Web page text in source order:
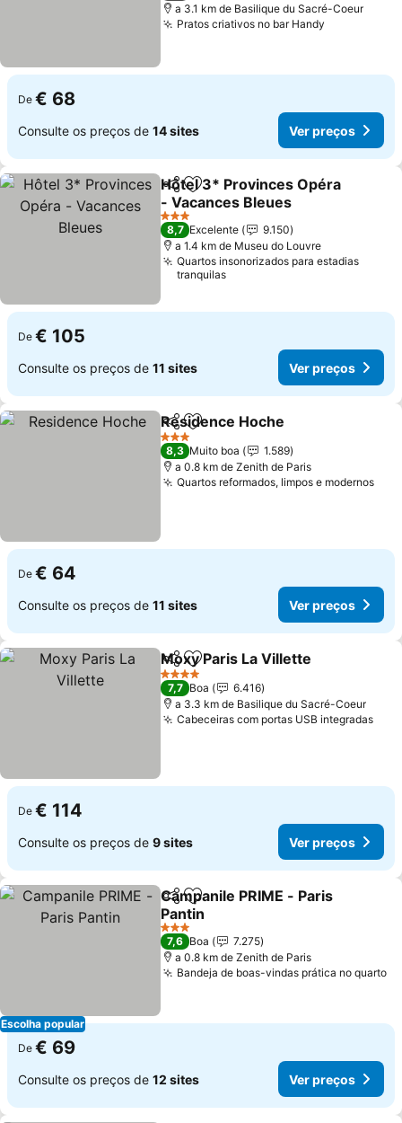
a 3.1 km de Basilique du Sacré-Coeur
Pratos criativos no bar Handy
De € 68
Consulte os preços de 14 sites Ver preços
PartilharAdicionar aos favoritos
Hôtel 3* Provinces Opéra
- Vacances Bleues
Ver preços
3 Estrelas
8,7 Excelente
9.150
a 1.4 km de Museu do Louvre
Quartos insonorizados para estadias
tranquilas
De € 105
Consulte os preços de 11 sites Ver preços
PartilharAdicionar aos favoritos
Residence Hoche
3 Estrelas
8,3 Muito boa
1.589
a 0.8 km de Zenith de Paris
Quartos reformados, limpos e modernosVer
De € 64
Consulte os preços de 11 sites Ver preços
PartilharAdicionar aos favoritos
Moxy Paris La Villette
4 Estrelas
7,7 Boa
6.416
a 3.3 km de Basilique du Sacré-Coeur
Cabeceiras com portas USB integradasVer
De € 114
Consulte os preços de 9 sites Ver preços
Escolha popular
PartilharAdicionar aos favoritos
Campanile PRIME - Paris
Pantin
Ver preços
3 Estrelas
7,6 Boa
7.275
a 0.8 km de Zenith de Paris
Bandeja de boas-vindas prática no quarto
De € 69
Consulte os preços de 12 sites Ver preços